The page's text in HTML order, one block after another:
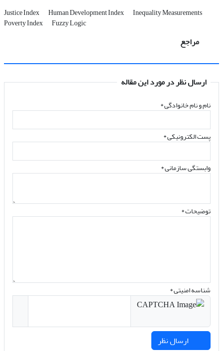
Justice Index Human Development Index Inequality Measurements
Poverty Index Fuzzy Logic
مراجع
ارسال نظر در مورد این مقاله
نام و نام خانوادگی*
پست الکترونیکی*
وابستگی سازمانی *
توضیحات *
شناسه امنیتی *